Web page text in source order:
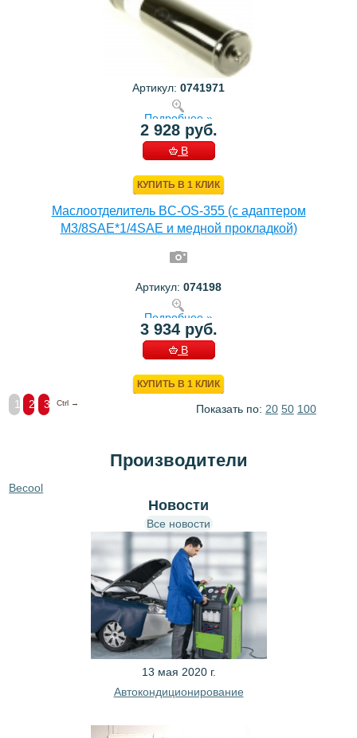
Артикул: 0741971
Подробнее »
2 928 руб.
В
КУПИТЬ В 1 КЛИК
Маслоотделитель BC-OS-355 (с адаптером
M3/8SAE*1/4SAE и медной прокладкой)
Артикул: 074198
Подробнее »
3 934 руб.
В
КУПИТЬ В 1 КЛИК
1 2 3 Ctrl → Показать по: 20 50 100
Производители
Becool
Новости
Все новости
13 мая 2020 г.
Автокондиционирование